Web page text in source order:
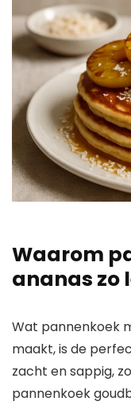
Waarom
ananas zo
Wat pannenkoek
maakt, is de
zacht en sappig,
pannenkoek